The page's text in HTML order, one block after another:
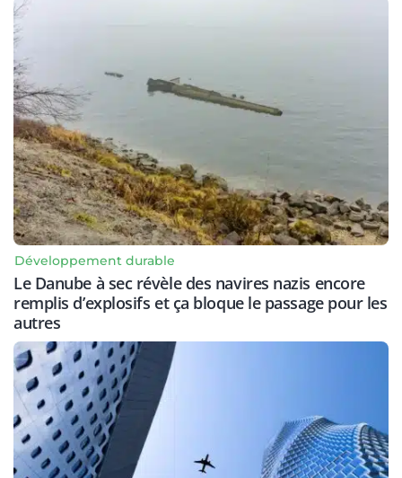
Développement durable
Le Danube à sec révèle des navires nazis encore
remplis d’explosifs et ça bloque le passage pour les
autres